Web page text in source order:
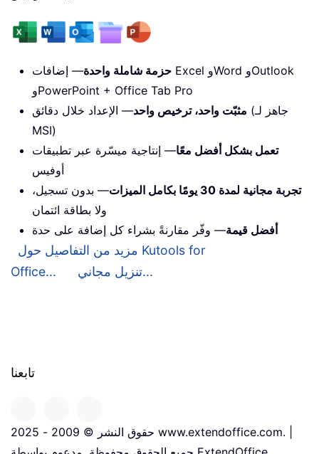
حزمة شاملة واحدة— إضافات Excel وWord وOutlook
وPowerPoint + Office Tab Pro
مثبّت واحد، ترخيص واحد— الإعداد خلال دقائق (جاهز لـ
MSI)
تعمل بشكل أفضل معًا— إنتاجية ميسّرة عبر تطبيقات
أوفيس
تجربة مجانية لمدة 30 يومًا بكامل الميزات
— بدون تسجيل،
ولا بطاقة ائتمان
أفضل قيمة— وفّر مقارنةً بشراء كل إضافة على حدة
مزيد من التفاصيل حول Kutools for
Office...
تنزيل مجاني...
تابعنا
حقوق النشر © 2009 - 2025 www.extendoffice.com. |